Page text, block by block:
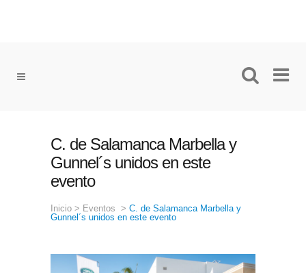
C. de Salamanca Marbella y
Gunnel´s unidos en este
evento
Inicio > Eventos > C. de Salamanca Marbella y
Gunnel´s unidos en este evento